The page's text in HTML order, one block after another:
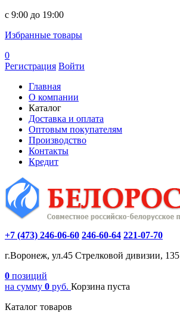
c 9:00 до 19:00
Избранные товары
0
Регистрация Войти
Главная
О компании
Каталог
Доставка и оплата
Оптовым покупателям
Производство
Контакты
Кредит
+7 (473) 246-06-60 246-60-64 221-07-70
г.Воронеж, ул.45 Стрелковой дивизии, 135
0 позиций
на сумму 0 руб. Корзина пуста
Каталог товаров